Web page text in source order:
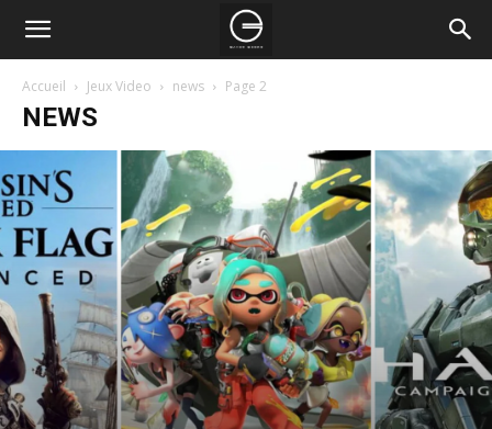
Accueil Jeux Video news Page 2
NEWS